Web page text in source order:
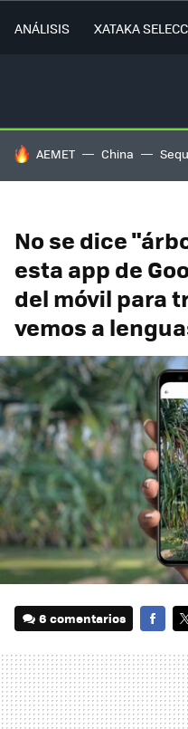
ANÁLISIS XATAKA
HOY SE HABLA DE
AEMET China
No se dice
esta app de
del móvil para
vemos a
6 comentarios